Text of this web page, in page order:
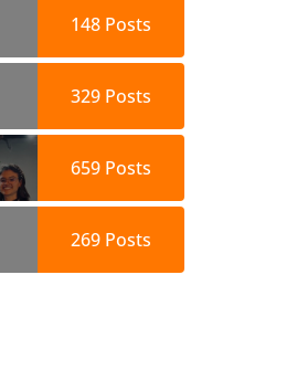
148Posts
329Posts
659Posts
269Posts